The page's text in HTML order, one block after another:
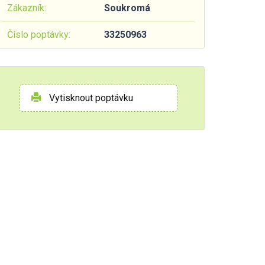
Zákazník: Soukromá
Číslo poptávky: 33250963
Vytisknout poptávku